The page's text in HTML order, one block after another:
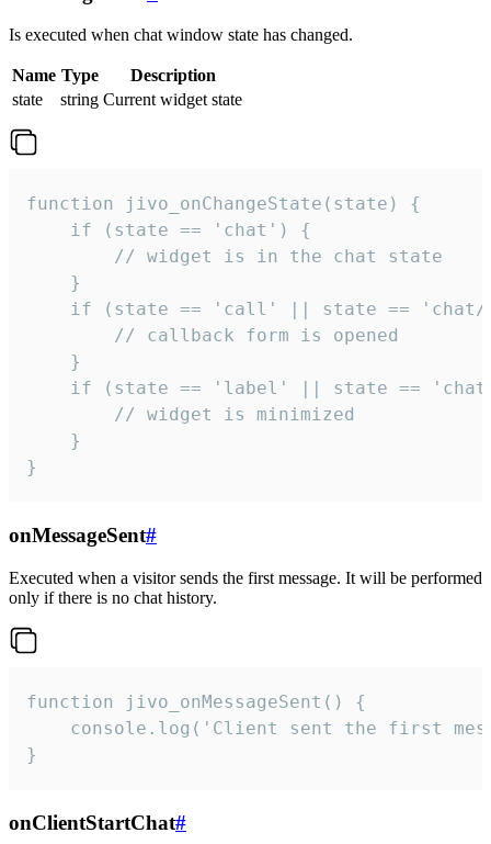
Is executed when chat window state has changed.
Name Type
Description
state
string Current widget state
function jivo_onChangeState(state) {
    if (state == 'chat') {
        // widget is in the chat state
    }
if (state == 'call' || state ==
        // callback form is opened
    }
if (state == 'label' || state ==
        // widget is minimized
    }
}
onMessageSent#
Executed when a visitor sends the first message. It will be performed
only if there is no chat history.
function jivo_onMessageSent() {
console.log('Client sent the first
}
onClientStartChat#